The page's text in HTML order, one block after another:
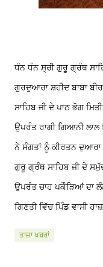
ਧੰਨ ਧੰਨ ਸ੍ਰੀ ਗੁਰੂ ਗ੍ਰੰਥ
ਗੁਰਦੁਆਰਾ ਸ਼ਹੀਦ ਬਾਬਾ
ਸਾਹਿਬ ਜੀ ਦੇ ਪਾਠ ਭੋਗ
ਉਪਰੰਤ ਰਾਗੀ ਗਿਆਨੀ
ਨੇ ਸੰਗਤਾਂ ਨੂੰ ਕੀਰਤਨ ਦੁਆਰਾ
ਗੁਰੂ ਗ੍ਰੰਥ ਸਾਹਿਬ ਜੀ ਦੇ
ਉਪਰੰਤ ਚਾਹ ਪਕੌੜਿਆਂ ਦਾ
ਗਿਣਤੀ ਵਿੱਚ ਪਿੰਡ ਵਾਸੀ
ਤਾਜ਼ਾ ਖਬਰਾਂ